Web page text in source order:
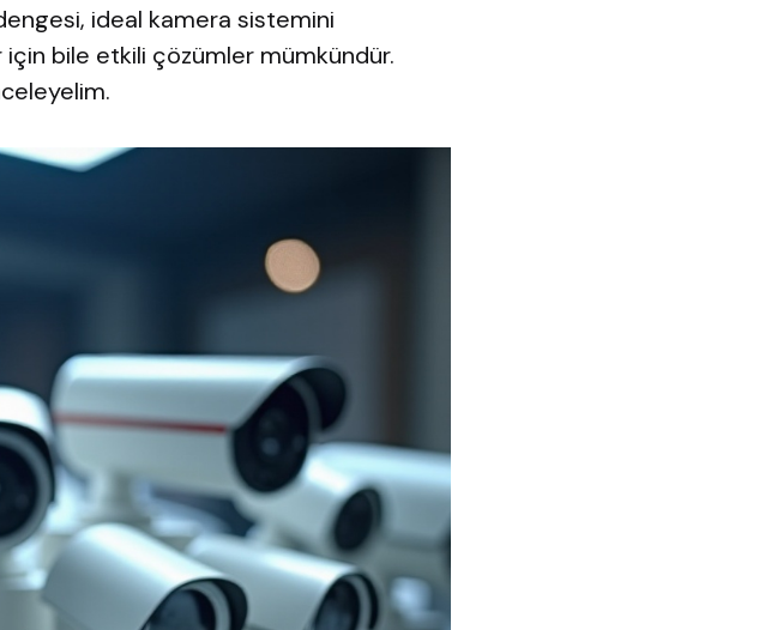
ideal kamera sistemini
bile etkili çözümler mümkündür.